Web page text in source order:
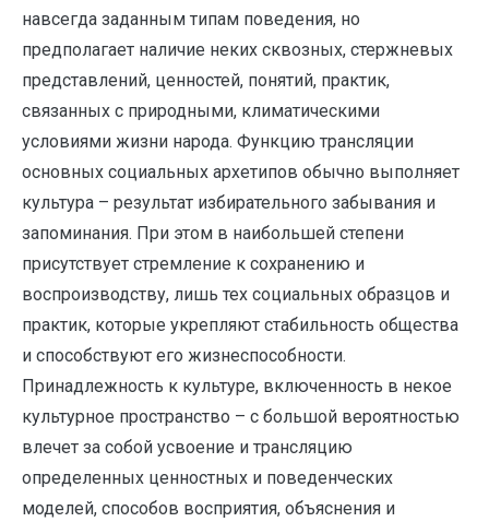
навсегда заданным типам поведения, но
предполагает наличие неких сквозных, стержневых
представлений, ценностей, понятий, практик,
связанных с природными, климатическими
условиями жизни народа. Функцию трансляции
основных социальных архетипов обычно выполняет
культура – результат избирательного забывания и
запоминания. При этом в наибольшей степени
присутствует стремление к сохранению и
воспроизводству, лишь тех социальных образцов и
практик, которые укрепляют стабильность общества
и способствуют его жизнеспособности.
Принадлежность к культуре, включенность в некое
культурное пространство – с большой вероятностью
влечет за собой усвоение и трансляцию
определенных ценностных и поведенческих
моделей, способов восприятия, объяснения и